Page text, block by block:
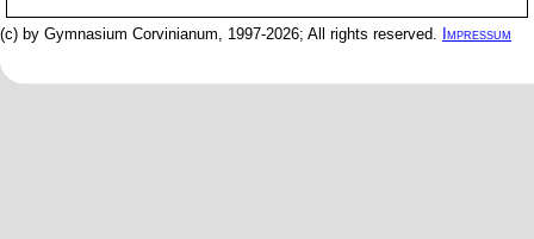
(c) by Gymnasium Corvinianum, 1997-2026; All rights reserved. Impressum